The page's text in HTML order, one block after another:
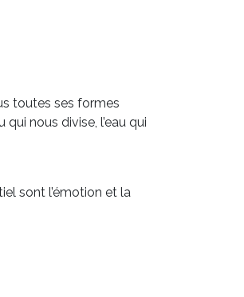
toutes ses formes
qui nous divise, l’eau qui
sont l’émotion et la